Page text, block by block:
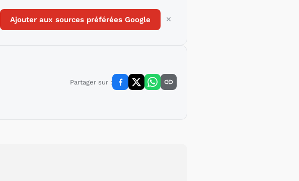
Ajouter aux sources préférées Google
Partager sur :